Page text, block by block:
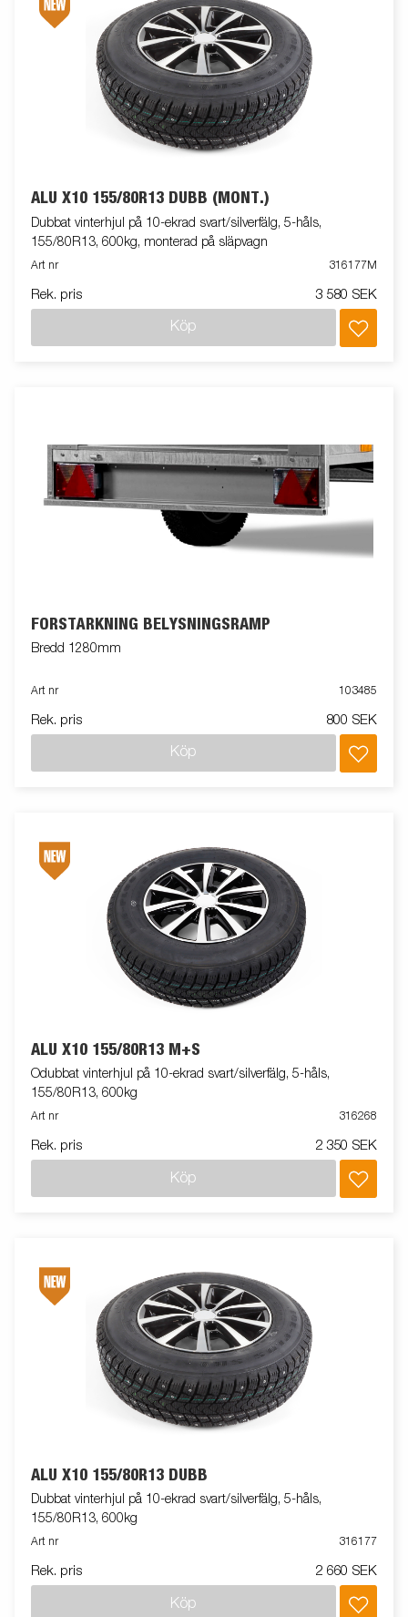
ALU X10 155/80R13 DUBB (MONT.)
Dubbat vinterhjul på 10-ekrad svart/silverfälg, 5-håls,
155/80R13, 600kg, monterad på släpvagn
Art nr 316177M
Rek. pris 3 580 SEK
Köp
FÖRSTÄRKNING BELYSNINGSRAMP
Bredd 1280mm
Art nr 103485
Rek. pris 800 SEK
Köp
ALU X10 155/80R13 M+S
Odubbat vinterhjul på 10-ekrad svart/silverfälg, 5-håls,
155/80R13, 600kg
Art nr 316268
Rek. pris 2 350 SEK
Köp
ALU X10 155/80R13 DUBB
Dubbat vinterhjul på 10-ekrad svart/silverfälg, 5-håls,
155/80R13, 600kg
Art nr 316177
Rek. pris 2 660 SEK
Köp